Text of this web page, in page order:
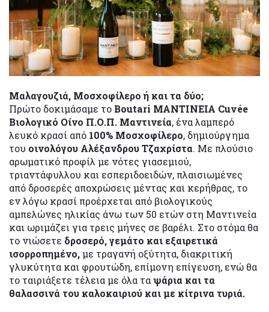
Μαλαγουζιά, Μοσχοφίλερο ή και τα δύο;
Πρώτο δοκιμάσαμε το Boutari ΜΑΝΤΙΝΕΙΑ Cuvée
Βιολογικό Οίνο Π.Ο.Π. Μαντινεία, ένα λαμπερό
λευκό κρασί από 100% Μοσχοφίλερο, δημιούργημα
του οινολόγου Αλέξανδρου Τζαχρίστα. Με πλούσιο
αρωματικό προφίλ με νότες γιασεμιού,
τριαντάφυλλου και εσπεριδοειδών, πλαισιωμένες
από δροσερές αποχρώσεις μέντας και κερήθρας, το
εν λόγω κρασί προέρχεται από βιολογικούς
αμπελώνες ηλικίας άνω των 50 ετών στη Μαντινεία
και ωριμάζει για τρεις μήνες σε βαρέλι. Στο στόμα θα
το νιώσετε δροσερό, γεμάτο και εξαιρετικά
ισορροπημένο,με τραγανή οξύτητα, διακριτική
γλυκύτητα και φρουτώδη, επίμονη επίγευση, ενώ θα
το ταιριάξετε τέλεια με όλα ταψάρια και τα
θαλασσινά του καλοκαιριού και με κίτρινα τυριά.